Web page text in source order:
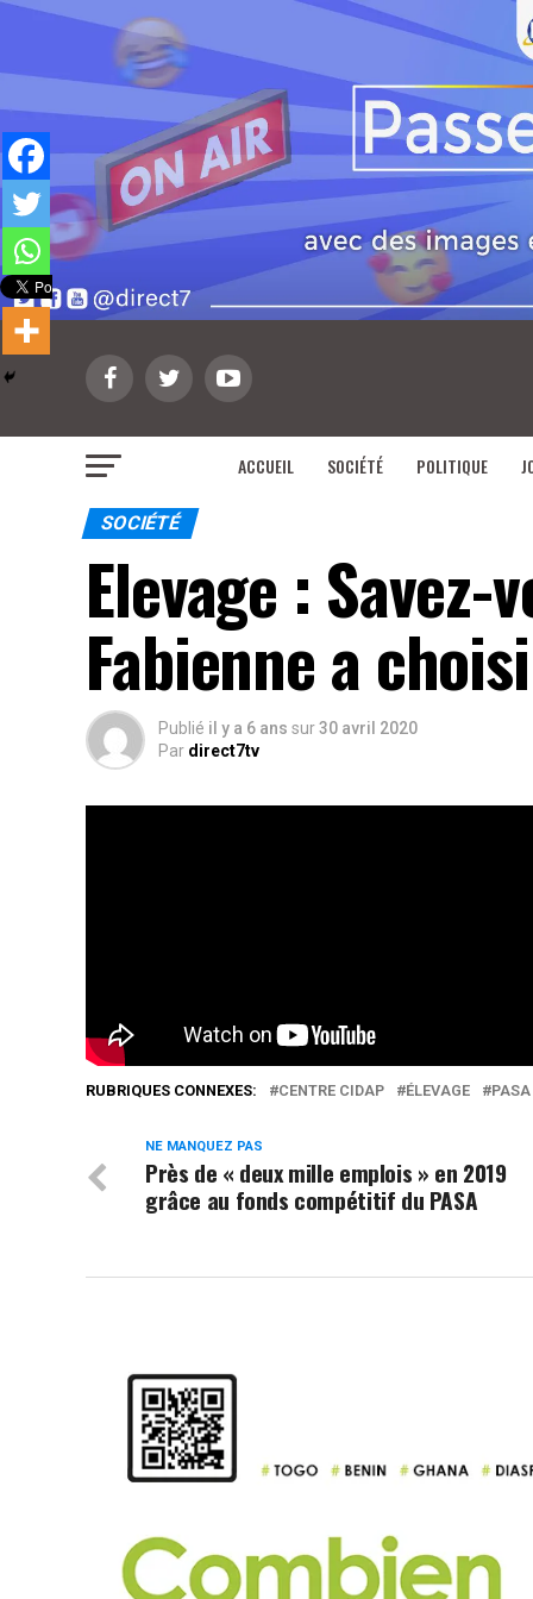
ACCUEIL SOCIÉTÉ POLITIQUE
SOCIÉTÉ
Elevage :
Fabienne a
Publié il y a 6 ans sur30 avril 2020
Par direct7tv
RUBRIQUES CONNEXES: CENTRE CIDAP ÉLEVAGE PASA
NE MANQUEZ PAS
Près de « deux mille emplois » en 2019
grâce au fonds compétitif du PASA